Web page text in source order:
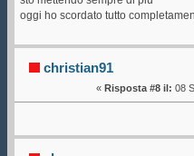
oggi ho scordato tutto
christian91
« Risposta #8 il: 08